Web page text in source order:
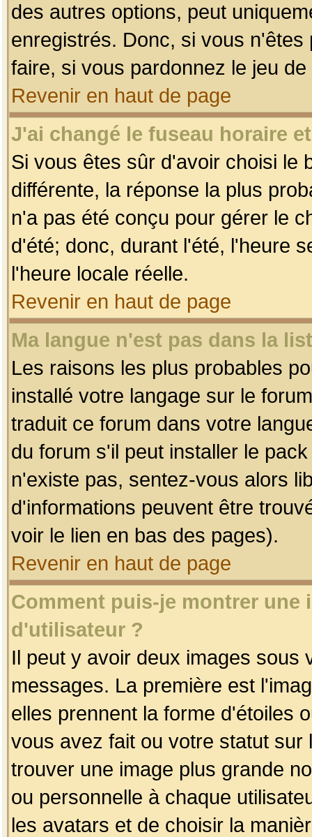
des autres options, peut
enregistrés. Donc, si vous
faire, si vous pardonnez le jeu
Revenir en haut de page
J'ai changé le fuseau horaire
Si vous êtes sûr d'avoir choisi le
différente, la réponse la plus
n'a pas été conçu pour gérer le
d'été; donc, durant l'été, l'heure
l'heure locale réelle.
Revenir en haut de page
Ma langue n'est pas dans la
Les raisons les plus probables
installé votre langage sur le
traduit ce forum dans votre
du forum s'il peut installer le
n'existe pas, sentez-vous alors
d'informations peuvent être
voir le lien en bas des pages).
Revenir en haut de page
Comment puis-je montrer une
d'utilisateur ?
Il peut y avoir deux images sous
messages. La première est
elles prennent la forme d'étoiles
vous avez fait ou votre statut
trouver une image plus grande
ou personnelle à chaque
les avatars et de choisir la